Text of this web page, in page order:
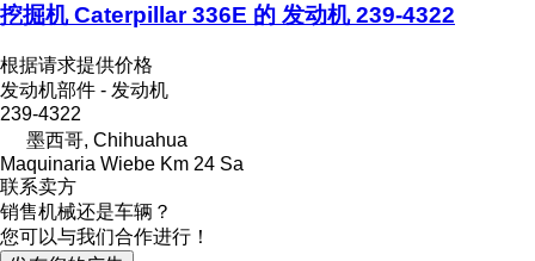
挖掘机 Caterpillar 336E 的 发动机 239-4322
根据请求提供价格
发动机部件 - 发动机
239-4322
墨西哥, Chihuahua
Maquinaria Wiebe Km 24 Sa
联系卖方
销售机械还是车辆？
您可以与我们合作进行！